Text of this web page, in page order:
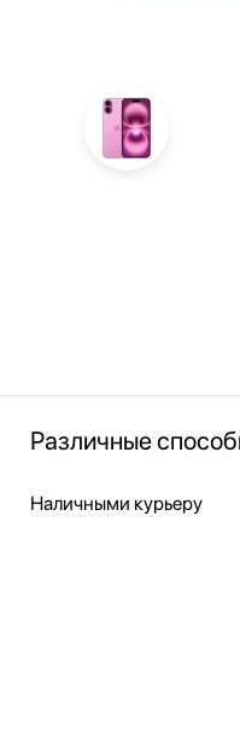
Различные
Наличными курьеру